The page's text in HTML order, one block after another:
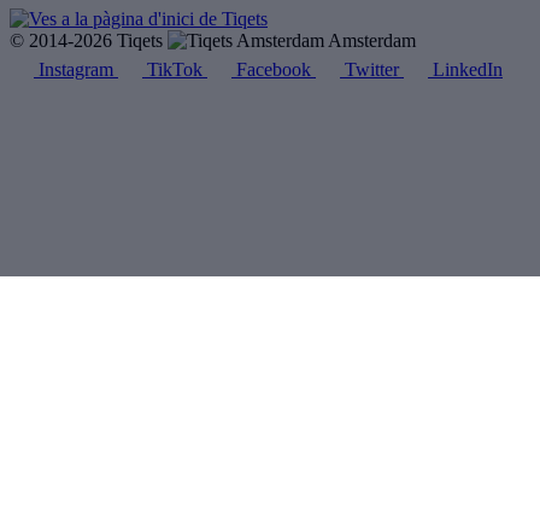
© 2014-2026 Tiqets
Amsterdam
Instagram
TikTok Facebook Twitter LinkedIn